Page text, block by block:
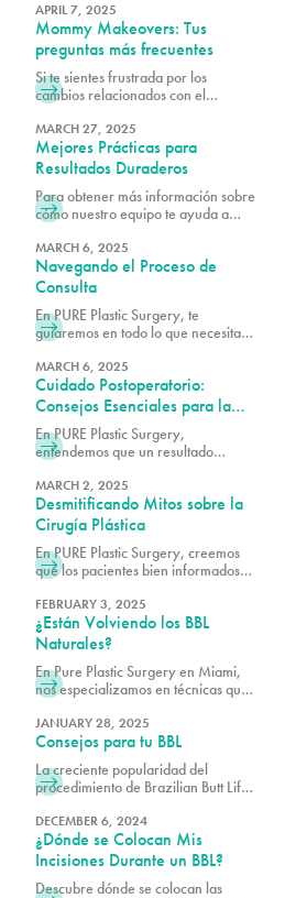
candidato(a), te invitamos a
programar una consulta llamando al
305-230-4326.
APRIL 7, 2025
Mommy Makeovers: Tus
preguntas más frecuentes
Si te sientes frustrada por los
cambios relacionados con el
en PURE Plastic Surgery podría ser
justo lo que necesitas para
recuperar tu figura de antes del
MARCH 27, 2025
Mejores Prácticas para
Resultados Duraderos
Para obtener más información sobre
cómo nuestro equipo te ayuda a
quirúrgicos posibles, agenda una
consulta con uno de nuestros
cirujanos plásticos certificados por la
MARCH 6, 2025
Navegando el Proceso de
Consulta
En PURE Plastic Surgery, te
guiaremos en todo lo que necesitas
sea lo más productiva posible.
MARCH 6, 2025
Cuidado Postoperatorio:
Consejos Esenciales para la
Recuperación
En PURE Plastic Surgery,
entendemos que un resultado
excelencia quirúrgica, sino también
del adecuado cuidado
postoperatorio.
MARCH 2, 2025
Desmitificando Mitos sobre la
Cirugía Plástica
En PURE Plastic Surgery, creemos
que los pacientes bien informados
objetivos estéticos.
FEBRUARY 3, 2025
¿Están Volviendo los BBL
Naturales?
En Pure Plastic Surgery en Miami,
nos especializamos en técnicas que
silueta mientras mantiene una
apariencia natural y fluida.
JANUARY 28, 2025
Consejos para tu BBL
La creciente popularidad del
procedimiento de Brazilian Butt Lift
personas se sientan más confiadas.
Sin embargo, la curación adecuada
lleva tiempo, y una recuperación sin
obtener resultados exitosos.
DECEMBER 6, 2024
¿Dónde se Colocan Mis
Incisiones Durante un BBL?
Descubre dónde se colocan las